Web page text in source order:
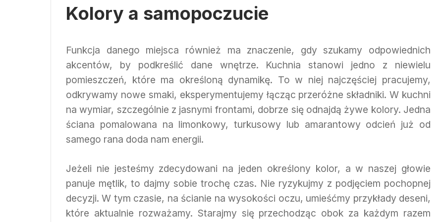
Kolory a samopoczucie
Funkcja danego miejsca również ma znaczenie, gdy szukamy odpowiednich
akcentów, by podkreślić dane wnętrze. Kuchnia stanowi jedno z niewielu
pomieszczeń, które ma określoną dynamikę. To w niej najczęściej pracujemy,
odkrywamy nowe smaki, eksperymentujemy łącząc przeróżne składniki. W kuchni
na wymiar, szczególnie z jasnymi frontami, dobrze się odnajdą żywe kolory. Jedna
ściana pomalowana na limonkowy, turkusowy lub amarantowy odcień już od
samego rana doda nam energii.
Jeżeli nie jesteśmy zdecydowani na jeden określony kolor, a w naszej głowie
panuje mętlik, to dajmy sobie trochę czas. Nie ryzykujmy z podjęciem pochopnej
decyzji. W tym czasie, na ścianie na wysokości oczu, umieśćmy przykłady deseni,
które aktualnie rozważamy. Starajmy się przechodząc obok za każdym razem